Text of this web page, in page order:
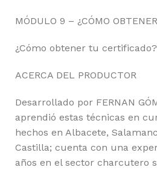
MÓDULO 9 – ¿CÓMO
¿Cómo obtener tu certificado?
ACERCA DEL PRODUCTOR
Desarrollado por FERNAN
aprendió estas técnicas en
hechos en Albacete,
Castilla; cuenta con una
años en el sector charcutero